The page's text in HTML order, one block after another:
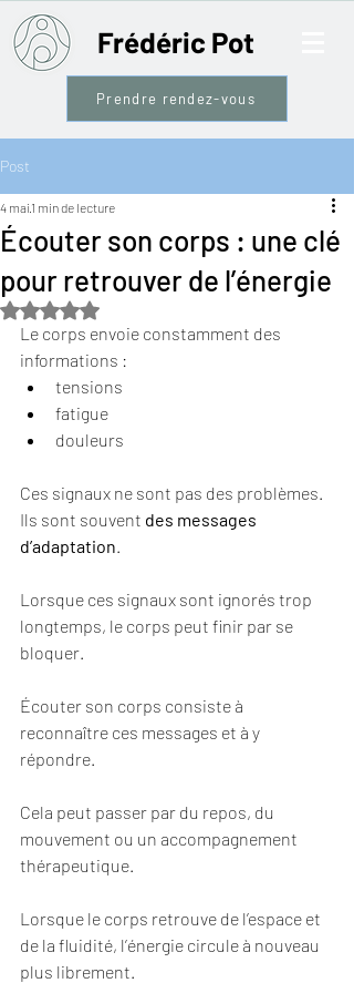
Frédéric Pot
Prendre rendez-vous
Post
Écouter son corps : une clé
pour retrouver de l’énergie
4 mai 1 min de lecture
Noté NaN étoiles sur 5.
Le corps envoie constamment des
informations :
tensions
fatigue
douleurs
Ces signaux ne sont pas des problèmes.
Ils sont souvent des messages
d’adaptation.
Lorsque ces signaux sont ignorés trop
longtemps, le corps peut finir par se
bloquer.
Écouter son corps consiste à
reconnaître ces messages et à y
répondre.
Cela peut passer par du repos, du
mouvement ou un accompagnement
thérapeutique.
Lorsque le corps retrouve de l’espace et
de la fluidité, l’énergie circule à nouveau
plus librement.